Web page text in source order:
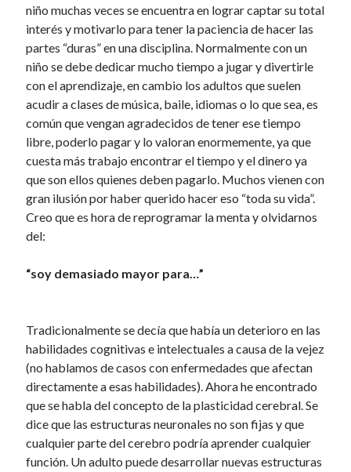
niño muchas veces se encuentra en lograr captar su total
interés y motivarlo para tener la paciencia de hacer las
partes “duras” en una disciplina. Normalmente con un
niño se debe dedicar mucho tiempo a jugar y divertirle
con el aprendizaje, en cambio los adultos que suelen
acudir a clases de música, baile, idiomas o lo que sea, es
común que vengan agradecidos de tener ese tiempo
libre, poderlo pagar y lo valoran enormemente, ya que
cuesta más trabajo encontrar el tiempo y el dinero ya
que son ellos quienes deben pagarlo. Muchos vienen con
gran ilusión por haber querido hacer eso “toda su vida”.
Creo que es hora de reprogramar la menta y olvidarnos
del:
“soy demasiado mayor para…”
Tradicionalmente se decía que había un deterioro en las
habilidades cognitivas e intelectuales a causa de la vejez
(no hablamos de casos con enfermedades que afectan
directamente a esas habilidades). Ahora he encontrado
que se habla del concepto de la plasticidad cerebral. Se
dice que las estructuras neuronales no son fijas y que
cualquier parte del cerebro podría aprender cualquier
función. Un adulto puede desarrollar nuevas estructuras